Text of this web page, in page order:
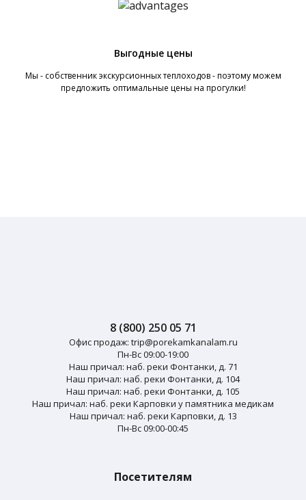
Выгодные цены
Мы - собственник экскурсионных теплоходов - поэтому можем
предложить оптимальные цены на прогулки!
Посетителям
8 (800) 250 05 71
Офис продаж: trip@porekamkanalam.ru
Пн-Вс 09:00-19:00
Наш причал: наб. реки Фонтанки, д. 71
Наш причал: наб. реки Фонтанки, д. 104
Наш причал: наб. реки Фонтанки, д. 105
Наш причал: наб. реки Карповки у памятника медикам
Наш причал: наб. реки Карповки, д. 13
Пн-Вс 09:00-00:45